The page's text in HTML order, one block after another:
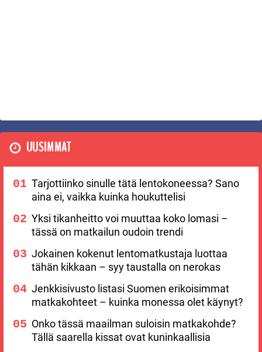
UUSIMMAT
Tarjottiinko sinulle tätä lentokoneessa? Sano
aina ei, vaikka kuinka houkuttelisi
Yksi tikanheitto voi muuttaa koko lomasi –
tässä on matkailun oudoin trendi
Jokainen kokenut lentomatkustaja luottaa
tähän kikkaan – syy taustalla on nerokas
Jenkkisivusto listasi Suomen erikoisimmat
matkakohteet – kuinka monessa olet käynyt?
Onko tässä maailman suloisin matkakohde?
Tällä saarella kissat ovat kuninkaallisia